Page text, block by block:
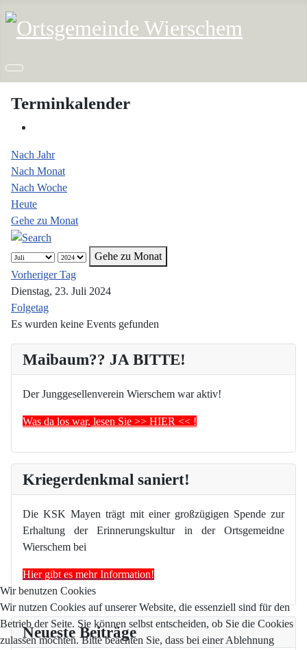
Maibaum?? JA BITTE!
Der Junggesellenverein Wierschem war aktiv!
Was da los war, lesen Sie >> HIER << !
Kriegerdenkmal saniert!
Die KSK Mayen trägt mit einer großzügigen Spende zur
Erhaltung der Erinnerungskultur in der Ortsgemeidne
Wierschem bei
Hier gibt es mehr Information!
Neueste Beiträge
Terminkalender
Nach Jahr
Nach Monat
Nach Woche
Heute
Gehe zu Monat
Gehe zu Monat
Vorheriger Tag
Dienstag, 23. Juli 2024
Folgetag
Es wurden keine Events gefunden
Wir benutzen Cookies
Wir nutzen Cookies auf unserer Website, die essenziell sind für den
Betrieb der Seite. Sie können selbst entscheiden, ob Sie die Cookies
zulassen möchten. Bitte beachten Sie, dass bei einer Ablehnung